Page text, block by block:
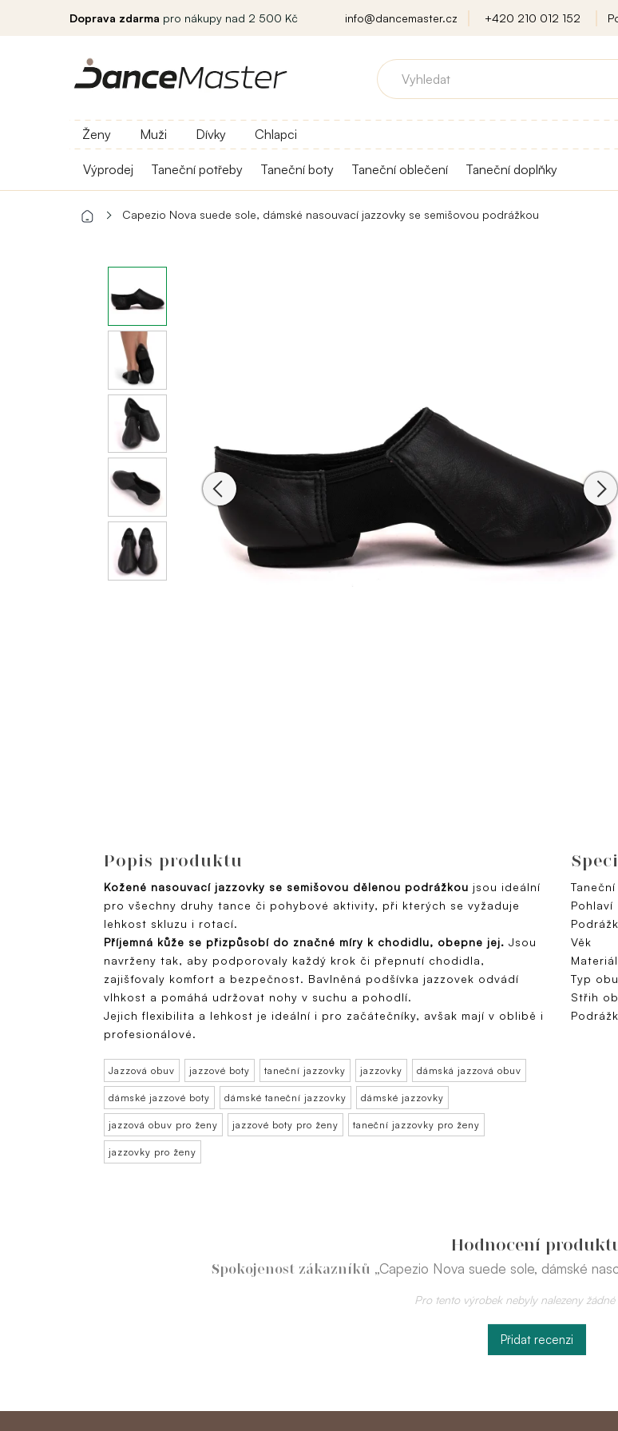
Doprava zdarma pro nákupy nad 2 500 Kč info@dancemaster.cz +420 210 012 152
Ženy Muži Dívky Chlapci
Výprodej Taneční potřeby Taneční boty Taneční oblečení Taneční doplňky
Capezio Nova suede sole, dámské nasouvací jazzovky se semišovou podrážkou
Popis produktu
Kožené nasouvací jazzovky se semišovou dělenou podrážkou jsou ideální
pro všechny druhy tance či pohybové aktivity, při kterých se vyžaduje
lehkost skluzu i rotací.
Příjemná kůže se přizpůsobí do značné míry k chodidlu, obepne jej. Jsou
navrženy tak, aby podporovaly každý krok či přepnutí chodidla,
zajišťovaly komfort a bezpečnost. Bavlněná podšívka jazzovek odvádí
vlhkost a pomáhá udržovat nohy v suchu a pohodlí.
Jejich flexibilita a lehkost je ideální i pro začátečníky, avšak mají v oblibě i
profesionálové.
Jazzová obuv jazzové boty taneční jazzovky jazzovky dámská jazzová obuv
dámské jazzové boty dámské taneční jazzovky dámské jazzovky
jazzová obuv pro ženy jazzové boty pro ženy taneční jazzovky pro ženy
jazzovky pro ženy
Pohlaví
Věk
Materiál
Typ
Střih
Hodnocení
Spokojenost zákazníků „Capezio Nova suede sole, dámské
Pro tento výrobek nebyly nalezeny žádné
Přidat recenzi